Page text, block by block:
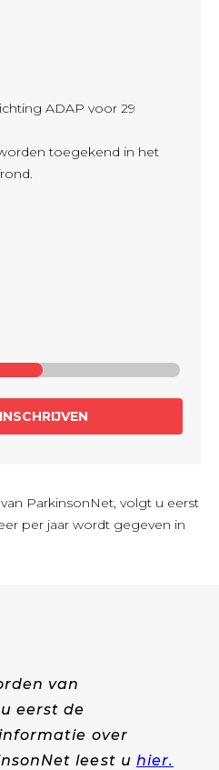
ADAP voor 29
toegekend in het
ParkinsonNet, volgt u eerst
per jaar wordt gegeven in
van
eerst de
over
leest u hier.